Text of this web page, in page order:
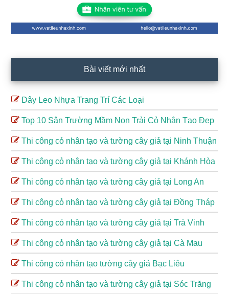
Bài viết mới nhất
Dây Leo Nhựa Trang Trí Các Loại
Top 10 Sân Trường Mầm Non Trải Cỏ Nhân Tạo Đẹp
Thi công cỏ nhân tạo và tường cây giả tại Ninh Thuận
Thi công cỏ nhân tạo và tường cây giả tại Khánh Hòa
Thi công cỏ nhân tạo và tường cây giả tại Long An
Thi công cỏ nhân tạo và tường cây giả tại Đồng Tháp
Thi công cỏ nhân tạo và tường cây giả tại Trà Vinh
Thi công cỏ nhân tạo và tường cây giả tại Cà Mau
Thi công cỏ nhân tạo tường cây giả Bạc Liêu
Thi công cỏ nhân tạo và tường cây giả tại Sóc Trăng